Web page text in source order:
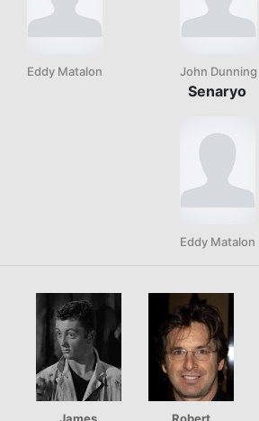
Eddy Matalon John Dunning
Senaryo
Eddy Matalon
James
Robert